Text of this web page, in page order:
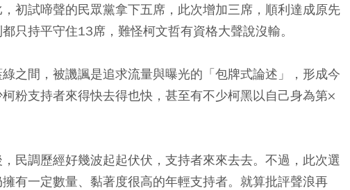
初試啼聲的民眾黨拿下五席，此次增加三席，順利達成原先
只持平守住13席，難怪柯文哲有資格大聲說沒輸。
之間，被譏諷是追求流量與曝光的「包牌式論述」，形成今
粉支持者來得快去得也快，甚至有不少柯黑以自己身為第×
民調歷經好幾波起起伏伏，支持者來來去去。不過，此次選
有一定數量、黏著度很高的年輕支持者。就算批評聲浪再